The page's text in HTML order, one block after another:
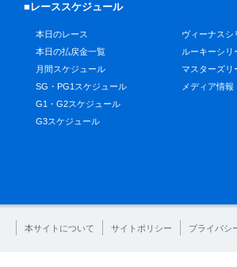
■レーススケジュール
本日のレース
本日の払戻金一覧
月間スケジュール
SG・PG1スケジュール
G1・G2スケジュール
G3スケジュール
ヴィーナスシ
ルーキーシリ
マスターズリ
メディア情報
本サイトについて サイトポリシー プライバシ